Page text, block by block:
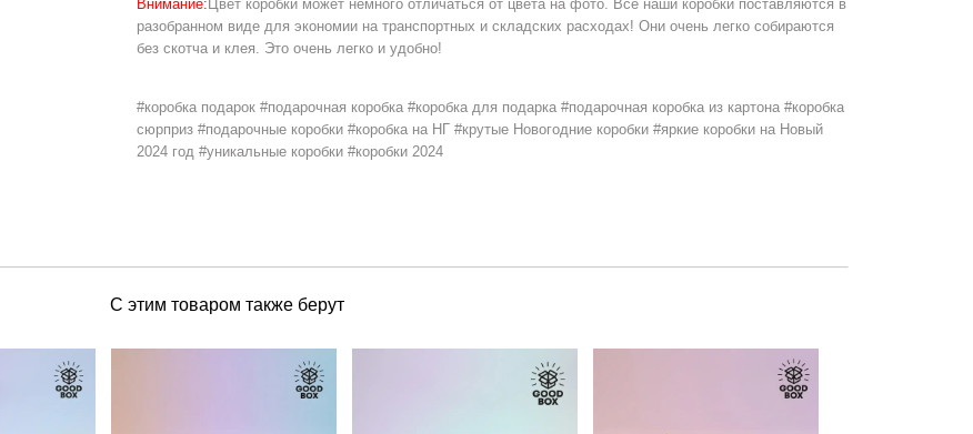
Hover to zoom Hover to zoom
Внимание: Цвет коробки может немного отличаться от цвета на фото. Все наши коробки поставляются в
разобранном виде для экономии на транспортных и складских расходах! Они очень легко собираются
без скотча и клея. Это очень легко и удобно!
#коробка подарок #подарочная коробка #коробка для подарка #подарочная коробка из картона #коробка
сюрприз #подарочные коробки #коробка на НГ #крутые Новогодние коробки #яркие коробки на Новый
2024 год #уникальные коробки #коробки 2024
С этим товаром также берут